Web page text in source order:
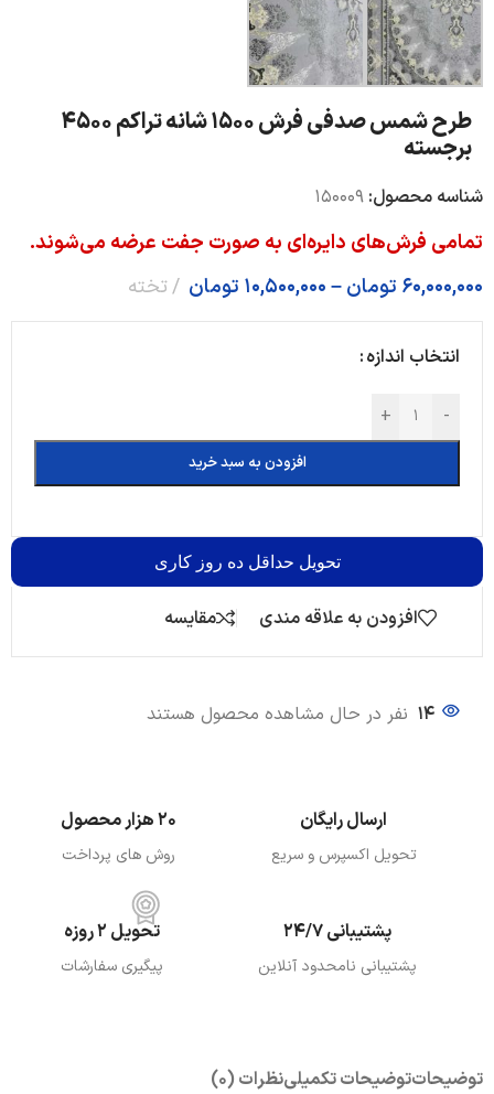
طرح شمس صدفی فرش 1500 شانه تراکم 4500
برجسته
شناسه محصول: 150009
تمامی فرش‌های دایره‌ای به صورت جفت عرضه می‌شوند.
60,000,000 تومان–
10,500,000 تومان تخته
انتخاب اندازه
-
+
افزودن به سبد خرید
تحویل حداقل ده روز کاری
افزودن به علاقه مندی مقایسه
14 نفر در حال مشاهده محصول هستند
ارسال رایگان
تحویل اکسپرس و سریع
20 هزار محصول
روش های پرداخت
پشتیبانی 24/7
پشتیبانی نامحدود آنلاین
تحویل 2 روزه
پیگیری سفارشات
توضیحاتتوضیحات تکمیلینظرات (0)